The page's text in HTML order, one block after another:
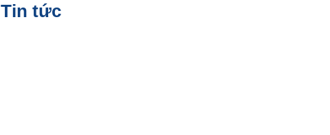
Tin tức